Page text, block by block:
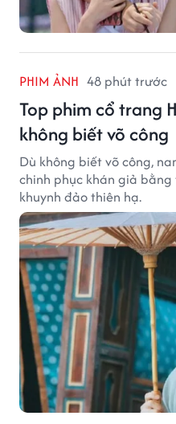
PHIM ẢNH 48 phút trước
Top phim cổ trang
không biết võ công
Dù không biết võ công,
chinh phục khán giả
khuynh đảo thiên hạ.